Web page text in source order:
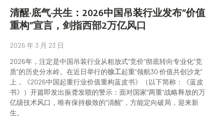
清醒·底气·共生：2026中国吊装行业发布“价值
重构”宣言，剑指西部2万亿风口
2026 年 3 月 23 日
2026年，注定是中国吊装行业从粗放式“竞价”彻底转向专业化“竞
质”的历史分水岭。在近日举行的徐工起重“领航30·价值共创沙龙”
上，《2026中国起重行业价值重构蓝皮书》（以下简称：《蓝皮
书》）开篇即发出振聋发聩的警示：面对国家“两重”战略释放的万
亿级技术风口，唯有保持极致的“清醒”，方能定向破局，迎来新
生。